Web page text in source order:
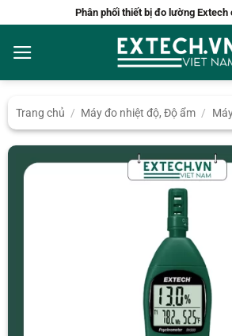
nội
dung
Phân phối thiết bị đo lường Extech
Trang chủ / Máy đo nhiệt độ, Độ ẩm /